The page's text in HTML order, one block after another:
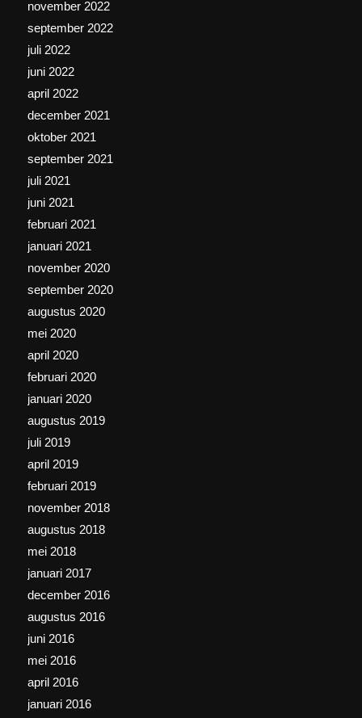
november 2022
september 2022
juli 2022
juni 2022
april 2022
december 2021
oktober 2021
september 2021
juli 2021
juni 2021
februari 2021
januari 2021
november 2020
september 2020
augustus 2020
mei 2020
april 2020
februari 2020
januari 2020
augustus 2019
juli 2019
april 2019
februari 2019
november 2018
augustus 2018
mei 2018
januari 2017
december 2016
augustus 2016
juni 2016
mei 2016
april 2016
januari 2016